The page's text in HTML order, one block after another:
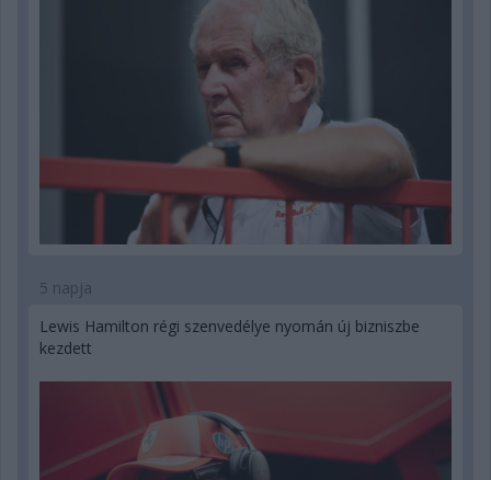
5 napja
Lewis Hamilton régi szenvedélye nyomán új bizniszbe
kezdett